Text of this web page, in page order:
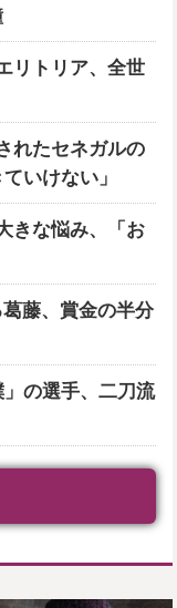
リトリア、全世
れたセネガルの
いけない」
きな悩み、「お
葛藤、賞金の半分
の選手、二刀流